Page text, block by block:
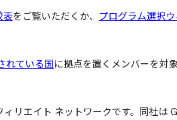
表をご覧いただくか、 プログラム選択
れている国 に拠点を置くメンバーを対
リエイト ネットワークです。同社